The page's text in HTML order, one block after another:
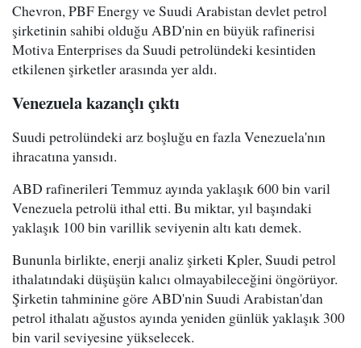
Chevron, PBF Energy ve Suudi Arabistan devlet petrol
şirketinin sahibi olduğu ABD'nin en büyük rafinerisi
Motiva Enterprises da Suudi petrolündeki kesintiden
etkilenen şirketler arasında yer aldı.
Venezuela kazançlı çıktı
Suudi petrolündeki arz boşluğu en fazla Venezuela'nın
ihracatına yansıdı.
ABD rafinerileri Temmuz ayında yaklaşık 600 bin varil
Venezuela petrolü ithal etti. Bu miktar, yıl başındaki
yaklaşık 100 bin varillik seviyenin altı katı demek.
Bununla birlikte, enerji analiz şirketi Kpler, Suudi petrol
ithalatındaki düşüşün kalıcı olmayabileceğini öngörüyor.
Şirketin tahminine göre ABD'nin Suudi Arabistan'dan
petrol ithalatı ağustos ayında yeniden günlük yaklaşık 300
bin varil seviyesine yükselecek.